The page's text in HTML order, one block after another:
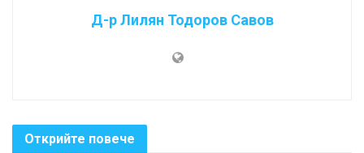
Д-р Лилян Тодоров Савов
Открийте повече